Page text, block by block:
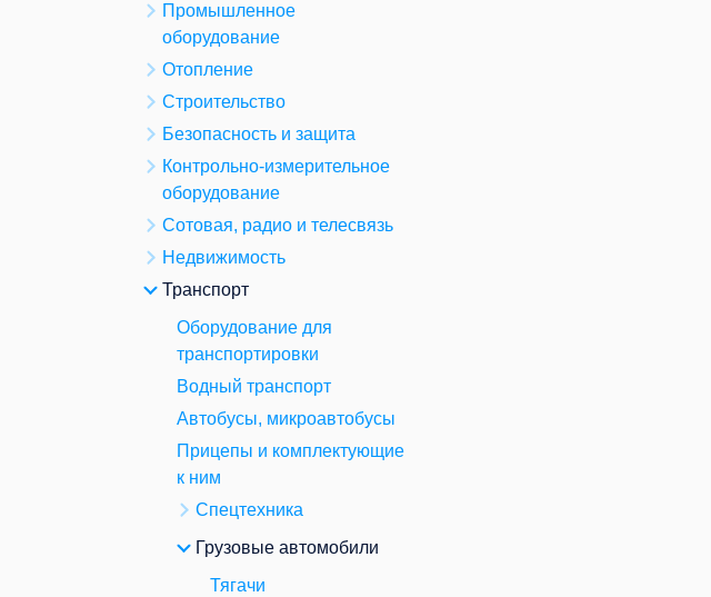
Промышленное
оборудование
Отопление
Строительство
Безопасность и защита
Контрольно-измерительное
оборудование
Сотовая, радио и телесвязь
Недвижимость
Транспорт
Оборудование для
транспортировки
Водный транспорт
Автобусы, микроавтобусы
Прицепы и комплектующие
к ним
Спецтехника
Грузовые автомобили
Тягачи